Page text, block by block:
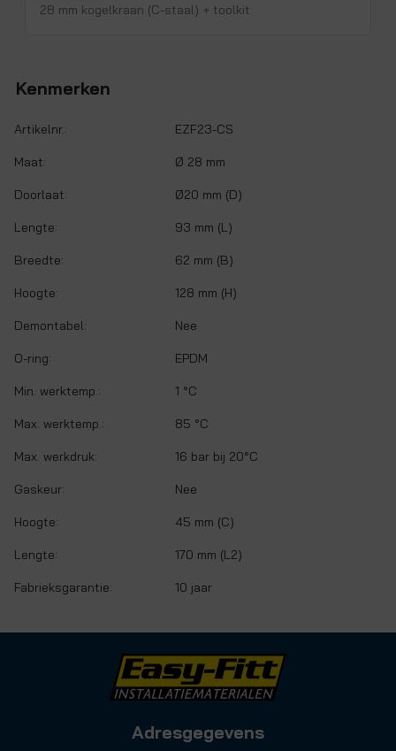
28 mm kogelkraan (C-staal) + toolkit
Kenmerken
Artikelnr.: EZF23-CS
Maat: Ø 28 mm
Doorlaat: Ø20 mm (D)
Lengte: 93 mm (L)
Breedte: 62 mm (B)
Hoogte: 128 mm (H)
Demontabel: Nee
O-ring: EPDM
Min. werktemp.: 1 °C
Max. werktemp.: 85 °C
Max. werkdruk: 16 bar bij 20°C
Gaskeur: Nee
Hoogte: 45 mm (C)
Lengte: 170 mm (L2)
Fabrieksgarantie: 10 jaar
Adresgegevens